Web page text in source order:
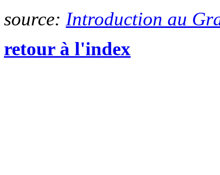
source: Introduction au
retour à l'index